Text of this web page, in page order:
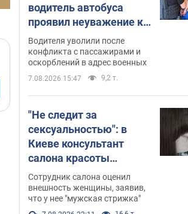
водитель автобуса
проявил неуважение к
украинским военным и
поплатился за это.
Видео
Водителя уволили после
конфликта с пассажирами и
оскорблений в адрес военных
7.08.2026 15:47 9,2 т.
"Не следит за
сексуальностью": в
Киеве консультант
салона красоты
оскорбил женщину
после химиотерапии,
разгорелся скандал.
Сотрудник салона оценил
внешность женщины, заявив,
что у нее "мужская стрижка"